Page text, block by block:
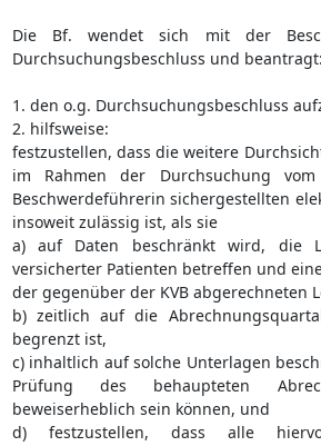
Die Bf. wendet sich mit der
Durchsuchungsbeschluss und beantragt:
1. den o.g. Durchsuchungsbeschluss
2. hilfsweise:
festzustellen, dass die weitere
im Rahmen der Durchsuchung
Beschwerdeführerin sichergestellten
insoweit zulässig ist, als sie
a) auf Daten beschränkt wird, die
versicherter Patienten betreffen und
der gegenüber der KVB abgerechneten
b) zeitlich auf die
begrenzt ist,
c) inhaltlich auf solche Unterlagen
Prüfung des behaupteten
beweiserheblich sein können, und
d) festzustellen, dass alle